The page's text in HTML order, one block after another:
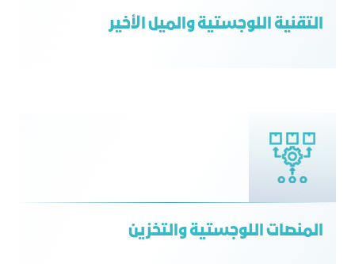
التقنية اللوجستية والميل الأخير
المنصات اللوجستية والتخزين